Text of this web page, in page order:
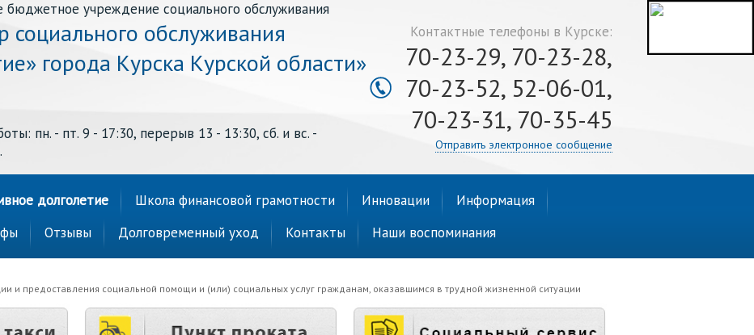
бюджетное учреждение социального обслуживания
социального обслуживания
города Курска Курской области»
пн. - пт. 9 - 17:30, перерыв 13 - 13:30, сб. и вс. -
Контактные телефоны в Курске:
70-23-29, 70-23-28,
70-23-52, 52-06-01,
70-23-31, 70-35-45
Отправить электронное сообщение
долголетие Школа финансовой грамотности Инновации
Информация
Отзывы Долговременный уход Контакты Наши воспоминания
и предоставления социальной помощи и (или) социальных услуг гражданам, оказавшимся в трудной жизненной ситуации